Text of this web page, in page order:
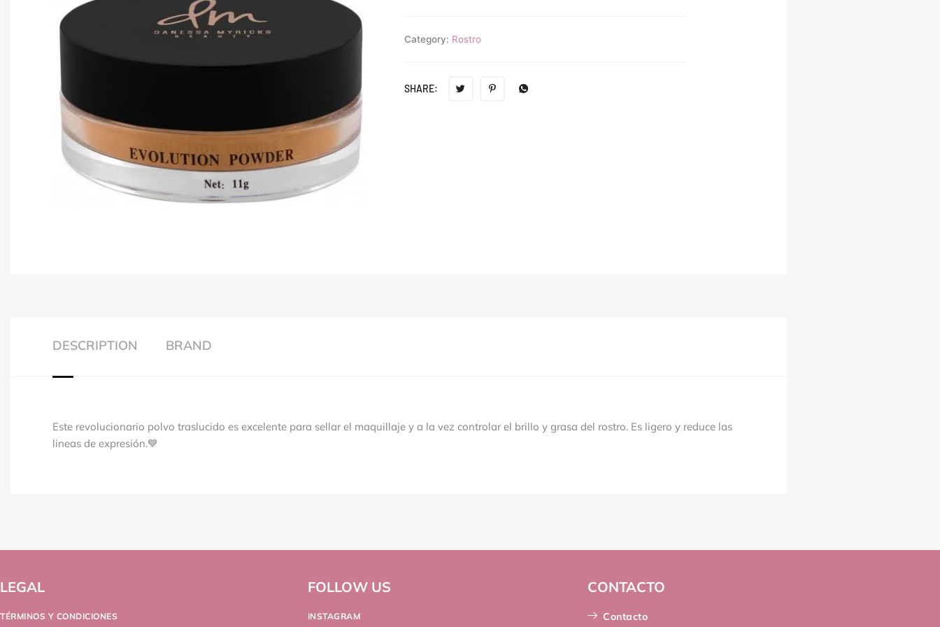
Category: Rostro
SHARE:
DESCRIPTION BRAND
Este revolucionario polvo traslucido es excelente para sellar el maquillaje y a la vez controlar el brillo y grasa del rostro. Es ligero y reduce las
lineas de expresión.💙
LEGAL
TÉRMINOS Y CONDICIONES
FOLLOW US
INSTAGRAM
CONTACTO
Contacto